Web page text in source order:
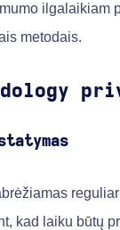
ilgalaikiam
metodais.
kad laiku būtų